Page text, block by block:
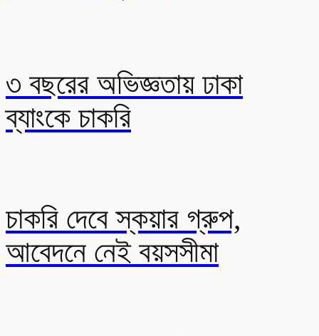
৩ বছরের অভিজ্ঞতায় ঢাকা
ব্যাংকে চাকরি
চাকরি দেবে স্কয়ার গ্রুপ,
আবেদনে নেই বয়সসীমা